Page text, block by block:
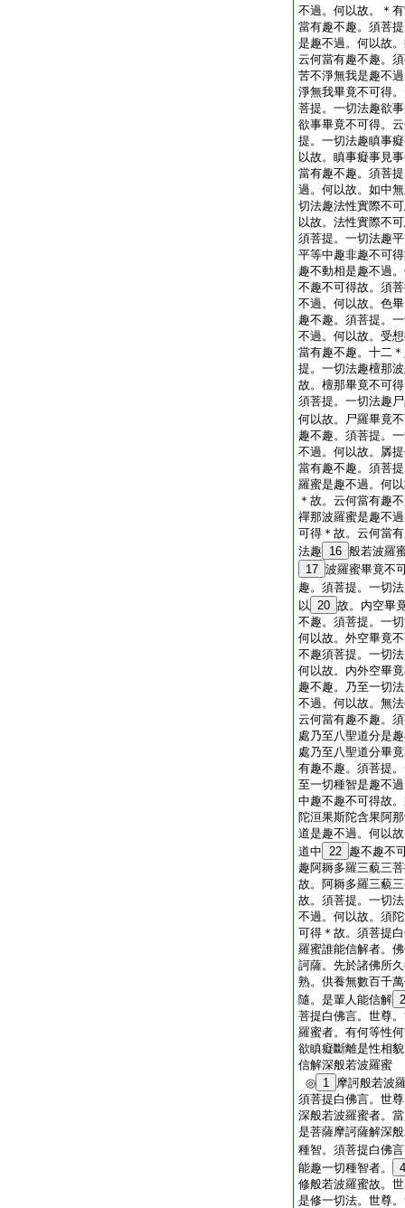
不過。何以故。＊
當有趣不趣。須菩
是趣不過。何以故
云何當有趣不趣。
苦不淨無我是趣不
淨無我畢竟不可得
菩提。一切法趣欲
欲事畢竟不可得。
提。一切法趣瞋事
以故。瞋事癡事見
當有趣不趣。須菩
過。何以故。如中
切法趣法性實際不
以故。法性實際不
須菩提。一切法趣
平等中趣非趣不可
趣不動相是趣不過
不趣不可得故。須
不過。何以故。色
趣不趣。須菩提。
不過。何以故。受
當有趣不趣。十二
提。一切法趣檀那
故。檀那畢竟不可
須菩提。一切法趣
何以故。尸羅畢竟
趣不趣。須菩提。
不過。何以故。羼
當有趣不趣。須菩
羅蜜是趣不過。何
＊故。云何當有趣
禪那波羅蜜是趣不
可得＊故。云何當
法趣
16 般若波羅
17 波羅蜜畢竟不
趣。須菩提。一切
以 20 故。内空畢
不趣。須菩提。一
何以故。外空畢竟
不趣須菩提。一切
何以故。内外空畢
趣不趣。乃至一切
不過。何以故。無
云何當有趣不趣。
處乃至八聖道分是
處乃至八聖道分畢
有趣不趣。須菩提
至一切種智是趣不
中趣不趣不可得故
陀洹果斯陀含果阿
道是趣不過。何以
道中 22 趣不趣不
趣阿耨多羅三藐三
故。阿耨多羅三藐
故。須菩提。一切
不過。何以故。須
可得＊故。須菩提
羅蜜誰能信解者。
訶薩。先於諸佛所
熟。供養無數百千
隨。是輩人能信解
菩提白佛言。世尊
羅蜜者。有何等性
欲瞋癡斷離是性相
信解深般若波羅蜜
◎ 1 摩訶般若波
須菩提白佛言。世
深般若波羅蜜者。
是菩薩摩訶薩解深
種智。須菩提白佛
能趣一切種智者。
4
修般若波羅蜜故。
是修一切法。世尊